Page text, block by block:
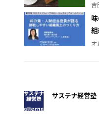
オ
サステナ経営塾